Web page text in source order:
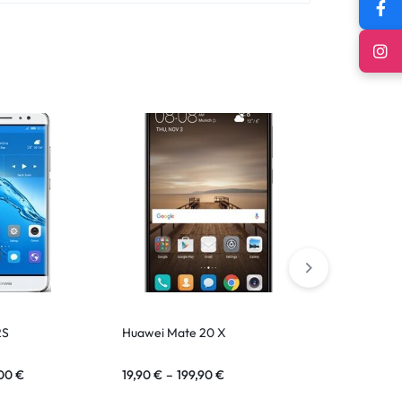
€
Huawei Mate 20 X
19,90€ – 199,90€